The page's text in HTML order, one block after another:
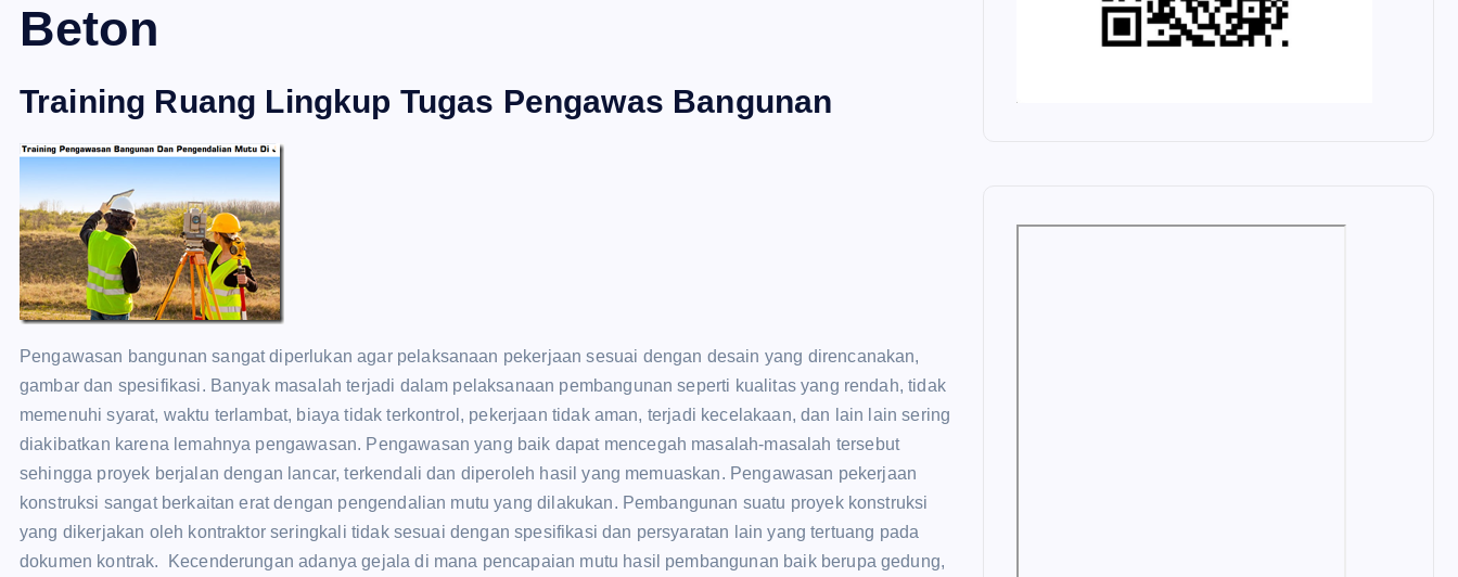
Beton
Training Ruang Lingkup Tugas Pengawas Bangunan
Pengawasan bangunan sangat diperlukan agar pelaksanaan pekerjaan sesuai dengan desain yang direncanakan,
gambar dan spesifikasi. Banyak masalah terjadi dalam pelaksanaan pembangunan seperti kualitas yang rendah, tidak
memenuhi syarat, waktu terlambat, biaya tidak terkontrol, pekerjaan tidak aman, terjadi kecelakaan, dan lain lain sering
diakibatkan karena lemahnya pengawasan. Pengawasan yang baik dapat mencegah masalah-masalah tersebut
sehingga proyek berjalan dengan lancar, terkendali dan diperoleh hasil yang memuaskan. Pengawasan pekerjaan
konstruksi sangat berkaitan erat dengan pengendalian mutu yang dilakukan. Pembangunan suatu proyek konstruksi
yang dikerjakan oleh kontraktor seringkali tidak sesuai dengan spesifikasi dan persyaratan lain yang tertuang pada
dokumen kontrak. Kecenderungan adanya gejala di mana pencapaian mutu hasil pembangunan baik berupa gedung,